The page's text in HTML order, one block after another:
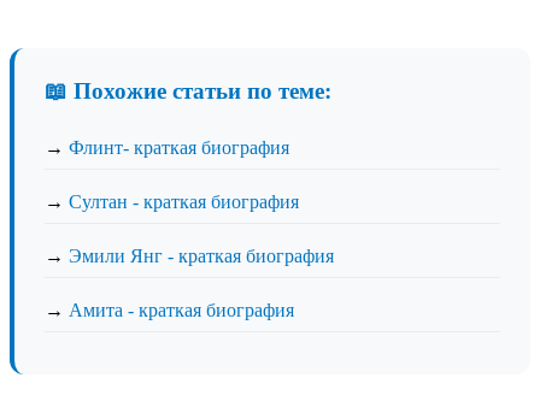
📖 Похожие статьи по теме:
→ Флинт- краткая биография
→ Султан - краткая биография
→ Эмили Янг - краткая биография
→ Амита - краткая биография